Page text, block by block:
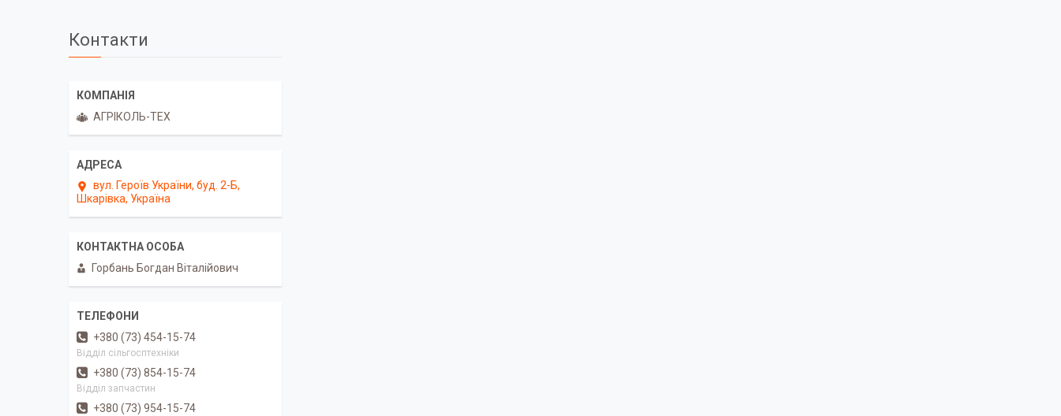
Контакти
АГРІКОЛЬ-ТЕХ
вул. Героїв України, буд. 2-Б,
Шкарівка, Україна
Горбань Богдан Віталійович
+380 (73) 454-15-74
Відділ сільгосптехніки
+380 (73) 854-15-74
Відділ запчастин
+380 (73) 954-15-74